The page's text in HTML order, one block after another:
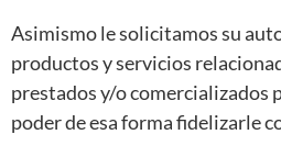
Asimismo le solicitamos su
productos y servicios
prestados y/o comercializados
poder de esa forma fidelizarle